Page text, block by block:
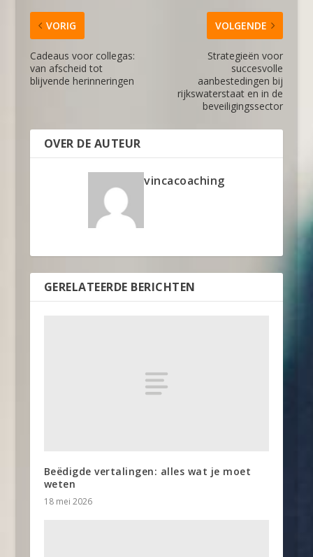
VORIG
Cadeaus voor collegas:
van afscheid tot
blijvende herinneringen
VOLGENDE
Strategieën voor
succesvolle
aanbestedingen bij
rijkswaterstaat en in de
beveiligingssector
OVER DE AUTEUR
vincacoaching
GERELATEERDE BERICHTEN
Beëdigde vertalingen: alles wat je moet
weten
18 mei 2026